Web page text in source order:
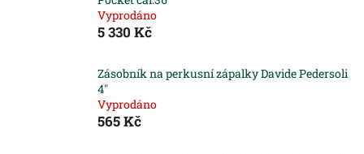
Vyprodáno
5 330 Kč
Zásobník na perkusní zápalky Davide Pedersoli
4"
Vyprodáno
565 Kč